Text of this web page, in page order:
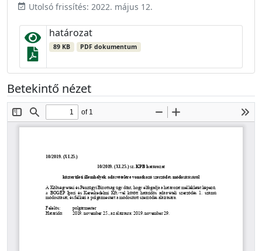
event_available Utolsó frissítés: 2022. május 12.
határozat
89 KB PDF dokumentum
Betekintő nézet